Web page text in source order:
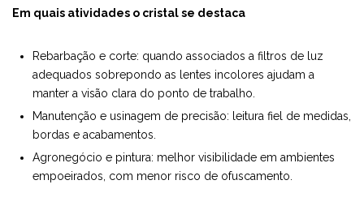
Em quais atividades o cristal se destaca
Rebarbação e corte: quando associados a filtros de luz
adequados sobrepondo as lentes incolores ajudam a
manter a visão clara do ponto de trabalho.
Manutenção e usinagem de precisão: leitura fiel de medidas,
bordas e acabamentos.
Agronegócio e pintura: melhor visibilidade em ambientes
empoeirados, com menor risco de ofuscamento.